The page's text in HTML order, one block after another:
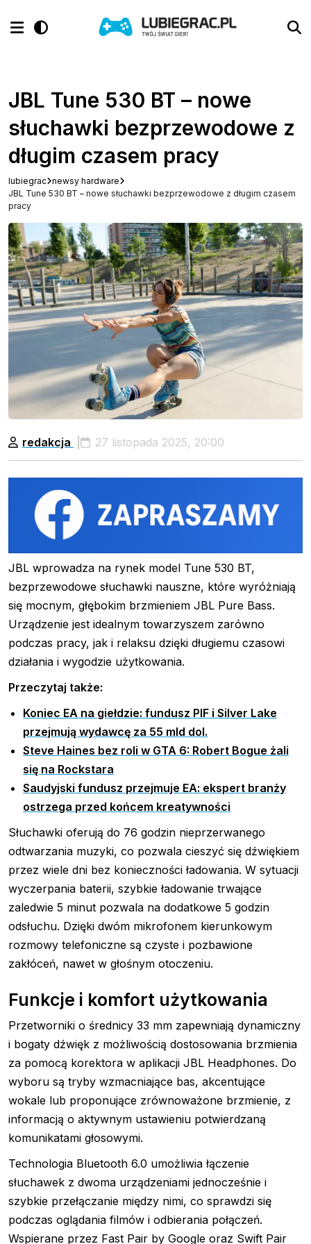
JBL Tune 530 BT – nowe
słuchawki bezprzewodowe z
długim czasem pracy
lubiegrac newsy hardware
JBL Tune 530 BT – nowe słuchawki bezprzewodowe z długim czasem
pracy
redakcja 27 listopada 2025, 20:00
JBL wprowadza na rynek model Tune 530 BT,
bezprzewodowe słuchawki nauszne, które wyróżniają
się mocnym, głębokim brzmieniem JBL Pure Bass.
Urządzenie jest idealnym towarzyszem zarówno
podczas pracy, jak i relaksu dzięki długiemu czasowi
działania i wygodzie użytkowania.
Przeczytaj także:
Koniec EA na giełdzie: fundusz PIF i Silver Lake
przejmują wydawcę za 55 mld dol.
Steve Haines bez roli w GTA 6: Robert Bogue żali
się na Rockstara
Saudyjski fundusz przejmuje EA: ekspert branży
ostrzega przed końcem kreatywności
Słuchawki oferują do 76 godzin nieprzerwanego
odtwarzania muzyki, co pozwala cieszyć się dźwiękiem
przez wiele dni bez konieczności ładowania. W sytuacji
wyczerpania baterii, szybkie ładowanie trwające
zaledwie 5 minut pozwala na dodatkowe 5 godzin
odsłuchu. Dzięki dwóm mikrofonem kierunkowym
rozmowy telefoniczne są czyste i pozbawione
zakłóceń, nawet w głośnym otoczeniu.
Funkcje i komfort użytkowania
Przetworniki o średnicy 33 mm zapewniają dynamiczny
i bogaty dźwięk z możliwością dostosowania brzmienia
za pomocą korektora w aplikacji JBL Headphones. Do
wyboru są tryby wzmacniające bas, akcentujące
wokale lub proponujące zrównoważone brzmienie, z
informacją o aktywnym ustawieniu potwierdzaną
komunikatami głosowymi.
Technologia Bluetooth 6.0 umożliwia łączenie
słuchawek z dwoma urządzeniami jednocześnie i
szybkie przełączanie między nimi, co sprawdzi się
podczas oglądania filmów i odbierania połączeń.
Wspierane przez Fast Pair by Google oraz Swift Pair